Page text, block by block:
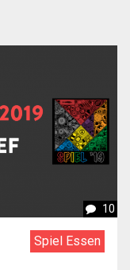
10
Spiel Essen